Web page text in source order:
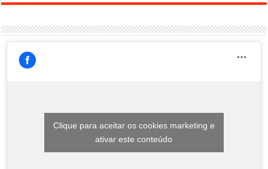
Clique para aceitar os cookies marketing e
ativar este conteúdo